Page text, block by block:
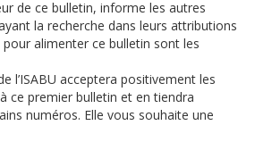
de ce bulletin, informe les autres
la recherche dans leurs attributions
alimenter ce bulletin sont les
l’ISABU acceptera positivement les
ce premier bulletin et en tiendra
numéros. Elle vous souhaite une